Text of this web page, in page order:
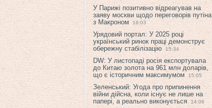
У Парижі позитивно відреагував на
заяву москви щодо переговорів путіна
з Макроном
16:03
Урядовий портал: У 2025 році
український ринок праці демонструє
обережну стабілізацію
15:34
DW: У листопаді росія експортувала
до Китаю золота на 961 млн доларів,
що є історичним максимумом
15:05
Зеленський: Угода про припинення
війни дійсна, коли існує не лише на
папері, а реально виконується
14:06